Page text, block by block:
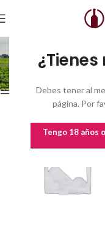
¿Tienes
Debes tener al
página. Por
Tengo 18 años
Inicio Vinos Vinos por
Show sidebar